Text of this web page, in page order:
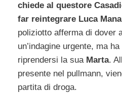
chiede al questore
far reintegrare Luca
poliziotto afferma di dover
un’indagine urgente, ma
riprendersi la suaMarta.
presente nel pullmann,
partita di droga.